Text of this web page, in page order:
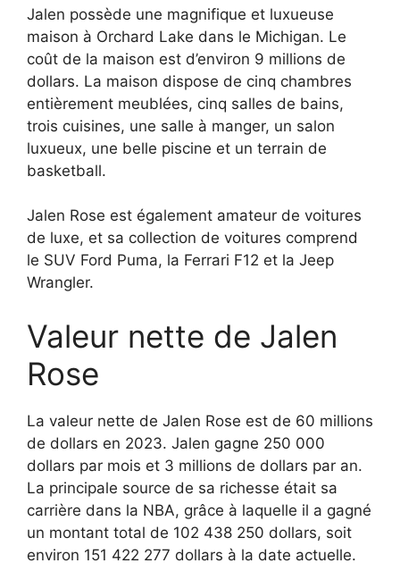
Jalen possède une magnifique et luxueuse
maison à Orchard Lake dans le Michigan. Le
coût de la maison est d’environ 9 millions de
dollars. La maison dispose de cinq chambres
entièrement meublées, cinq salles de bains,
trois cuisines, une salle à manger, un salon
luxueux, une belle piscine et un terrain de
basketball.
Jalen Rose est également amateur de voitures
de luxe, et sa collection de voitures comprend
le SUV Ford Puma, la Ferrari F12 et la Jeep
Wrangler.
Valeur nette de Jalen
Rose
La valeur nette de Jalen Rose est de 60 millions
de dollars en 2023. Jalen gagne 250 000
dollars par mois et 3 millions de dollars par an.
La principale source de sa richesse était sa
carrière dans la NBA, grâce à laquelle il a gagné
un montant total de 102 438 250 dollars, soit
environ 151 422 277 dollars à la date actuelle.